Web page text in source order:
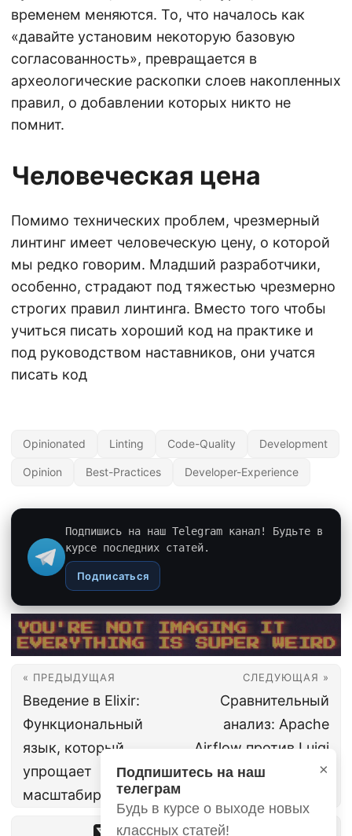
×
Подпишитесь на наш
телеграм
Будь в курсе о выходе новых
классных статей!
временем меняются. То, что началось как
«давайте установим некоторую базовую
согласованность», превращается в
археологические раскопки слоев накопленных
правил, о добавлении которых никто не
помнит.
Человеческая цена
Помимо технических проблем, чрезмерный
линтинг имеет человеческую цену, о которой
мы редко говорим. Младший разработчики,
особенно, страдают под тяжестью чрезмерно
строгих правил линтинга. Вместо того чтобы
учиться писать хороший код на практике и
под руководством наставников, они учатся
писать код
Opinionated Linting Code-Quality Development
Opinion Best-Practices Developer-Experience
Подпишись на наш Telegram канал! Будьте в
курсе последних статей.
Подписаться
« ПРЕДЫДУЩАЯ
Введение в Elixir:
Функциональный
язык, который
упрощает
масштабирование
СЛЕДУЮЩАЯ »
Сравнительный
анализ: Apache
Airflow против Luigi
для управления